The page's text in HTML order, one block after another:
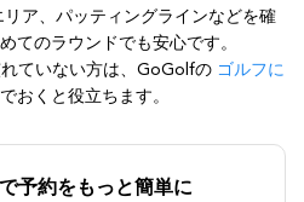
ア、パッティングラインなどを確
てのラウンドでも安心です。
ていない方は、GoGolfの ゴルフに
おくと役立ちます。
予約をもっと簡単に